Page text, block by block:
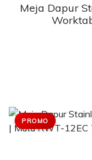
Meja Dapur
PROMO